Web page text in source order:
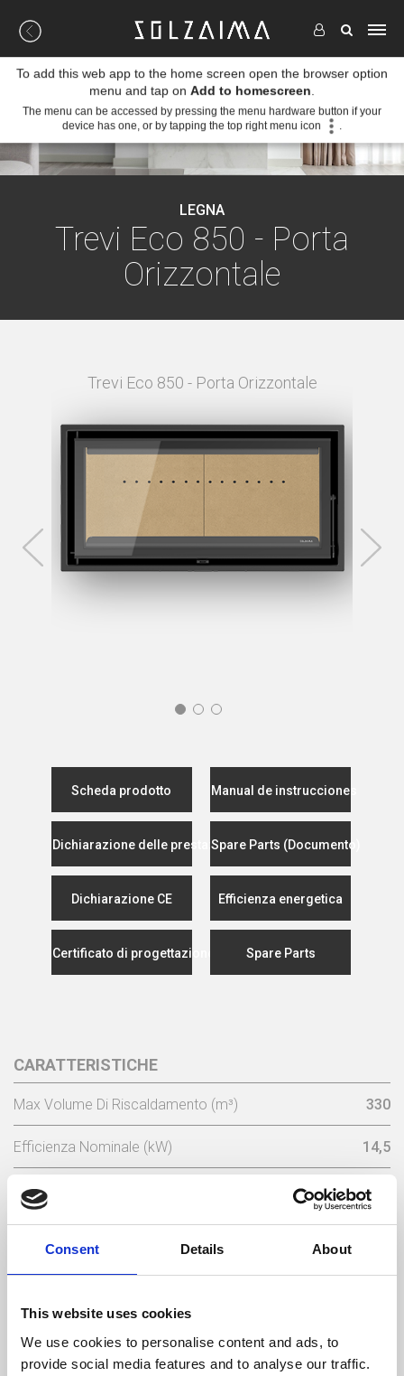
Consent Details About
This website uses cookies
We use cookies to personalise content and ads, to
provide social media features and to analyse our traffic.
LEGNA
Trevi Eco 850 - Porta
Orizzontale
Trevi Eco 850 - Porta Orizzontale
Scheda prodotto Manual de instrucciones
Dichiarazione delle prestazioniSpare Parts (Documento)
Dichiarazione CE Efficienza energetica
Certificato di progettazione ecocompatibile
Spare Parts
CARATTERISTICHE
Max Volume Di Riscaldamento (m³) 330
Efficienza Nominale (kW) 14,5
Consumo Di Legna/Ora (kg) 4,6
Peso (kg) 260
Diametro Del Camino (mm)
Livello Rumore Massimo (Db)
To add this web app to the home screen open the browser option
menu and tap on Add to homescreen.
The menu can be accessed by pressing the menu hardware button if your
device has one, or by tapping the top right menu icon
.